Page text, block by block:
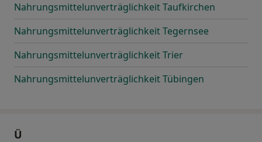
Nahrungsmittelunverträglichkeit Taufkirchen
Nahrungsmittelunverträglichkeit Tegernsee
Nahrungsmittelunverträglichkeit Trier
Nahrungsmittelunverträglichkeit Tübingen
Ü